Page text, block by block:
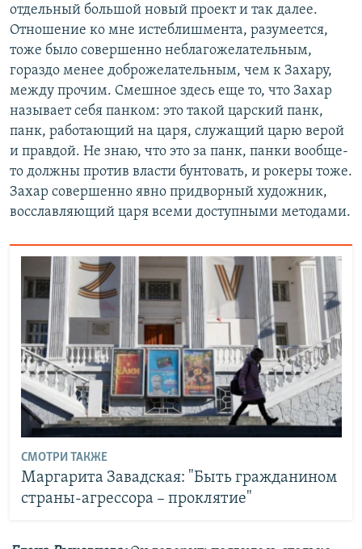
отдельный большой новый проект и так далее.
Отношение ко мне истеблишмента, разумеется,
тоже было совершенно неблагожелательным,
гораздо менее доброжелательным, чем к Захару,
между прочим. Смешное здесь еще то, что Захар
называет себя панком: это такой царский панк,
панк, работающий на царя, служащий царю верой
и правдой. Не знаю, что это за панк, панки вообще-
то должны против власти бунтовать, и рокеры тоже.
Захар совершенно явно придворный художник,
восславляющий царя всеми доступными методами.
СМОТРИ ТАКЖЕ
Маргарита Завадская: "Быть гражданином
страны-агрессора – проклятие"